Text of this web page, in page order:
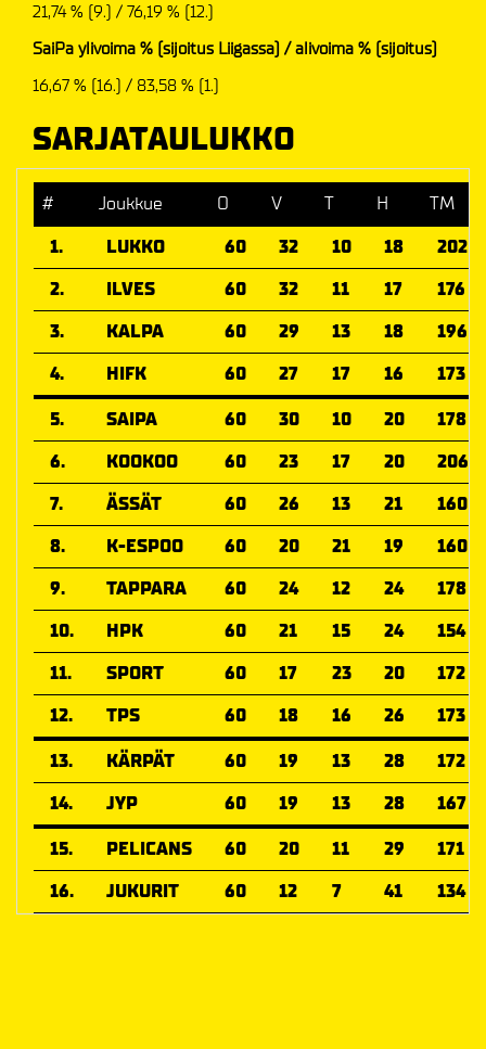
21,74 % (9.) / 76,19 % (12.)
SaiPa ylivoima % (sijoitus Liigassa) / alivoima % (sijoitus)
16,67 % (16.) / 83,58 % (1.)
SARJATAULUKKO
# Joukkue O V T H
TM
1.
LUKKO 60 32 10 18
202
2.
ILVES 60 32 11 17
176
3.
KALPA 60 29 13 18
196
4.
HIFK 60 27 17 16
173
5.
SAIPA 60 30 10 20
178
6.
KOOKOO 60 23 17 20
206
7.
ÄSSÄT 60 26 13 21
160
8.
K-ESPOO 60 20 21 19
160
9.
TAPPARA 60 24 12 24
178
10.
HPK 60 21 15 24
154
11.
SPORT 60 17 23 20
172
12.
TPS 60 18 16 26
173
13.
KÄRPÄT 60 19 13 28
172
14.
JYP 60 19 13 28
167
15.
PELICANS 60 20 11 29
171
16.
JUKURIT 60 12 7 41 134